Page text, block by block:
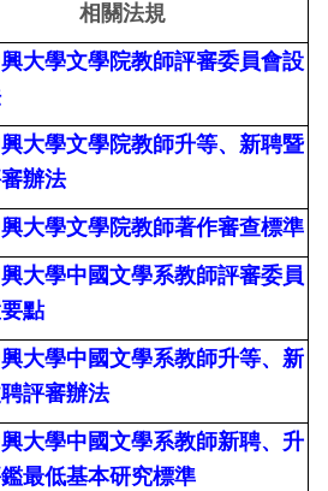
相關法規
大學文學院教師評審委員會設
大學文學院教師升等、新聘暨
辦法
大學文學院教師著作審查標準
大學中國文學系教師評審委員
點
大學中國文學系教師升等、新
評審辦法
大學中國文學系教師新聘、升
最低基本研究標準